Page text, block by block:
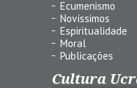
Ecumenismo
Novíssimos
Espiritualidade
Moral
Publicações
Cultura